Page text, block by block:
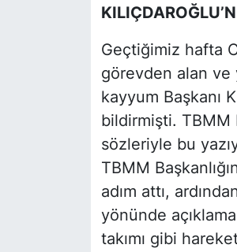
Geçtiğimiz hafta
görevden alan ve
kayyum Başkanı
bildirmişti. TBMM
sözleriyle bu
TBMM
adım attı,
yönünde
takımı gibi